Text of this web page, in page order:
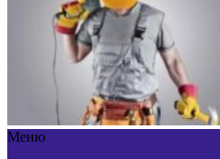
Меню